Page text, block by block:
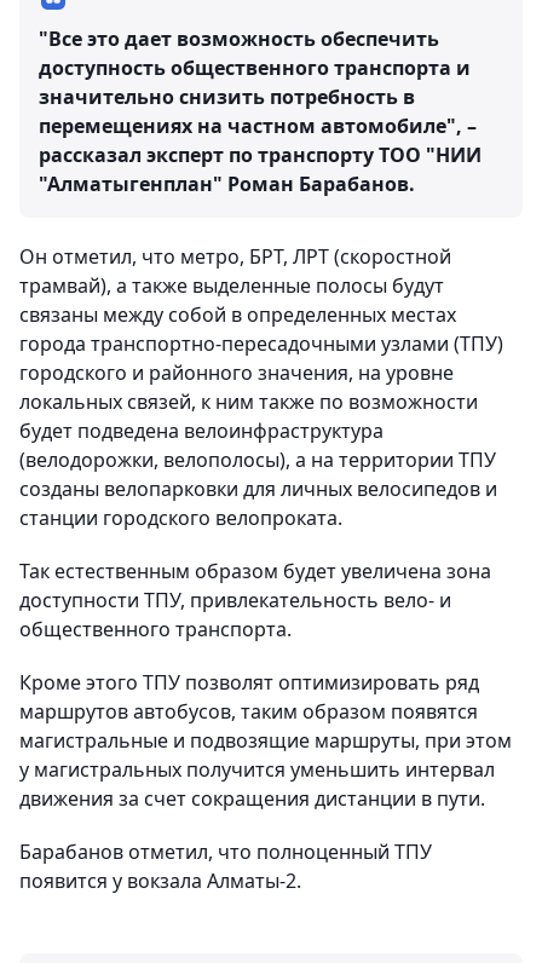
"Все это дает возможность обеспечить
доступность общественного транспорта и
значительно снизить потребность в
перемещениях на частном автомобиле", –
рассказал эксперт по транспорту ТОО "НИИ
"Алматыгенплан" Роман Барабанов.
Он отметил, что метро, БРТ, ЛРТ (скоростной
трамвай), а также выделенные полосы будут
связаны между собой в определенных местах
города транспортно-пересадочными узлами (ТПУ)
городского и районного значения, на уровне
локальных связей, к ним также по возможности
будет подведена велоинфраструктура
(велодорожки, велополосы), а на территории ТПУ
созданы велопарковки для личных велосипедов и
станции городского велопроката.
Так естественным образом будет увеличена зона
доступности ТПУ, привлекательность вело- и
общественного транспорта.
Кроме этого ТПУ позволят оптимизировать ряд
маршрутов автобусов, таким образом появятся
магистральные и подвозящие маршруты, при этом
у магистральных получится уменьшить интервал
движения за счет сокращения дистанции в пути.
Барабанов отметил, что полноценный ТПУ
появится у вокзала Алматы-2.